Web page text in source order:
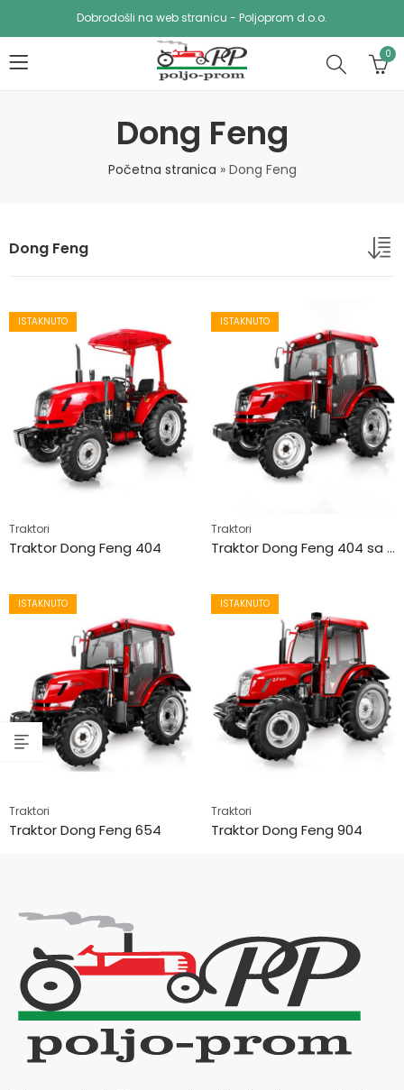
Dobrodošli na web stranicu - Poljoprom d.o.o.
0
Dong Feng
Početna stranica » Dong Feng
Dong Feng
ISTAKNUTO
Traktori
Traktor Dong Feng 404
ISTAKNUTO
Traktori
Traktor Dong Feng 404 sa kabinom
ISTAKNUTO
Traktori
Traktor Dong Feng 654
ISTAKNUTO
Traktori
Traktor Dong Feng 904